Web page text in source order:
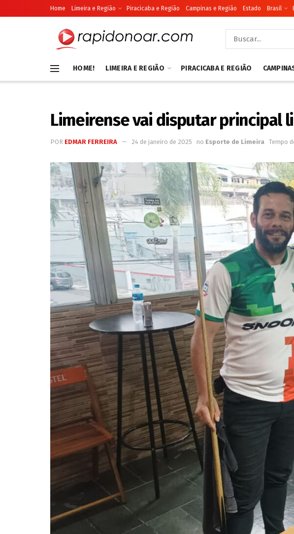
Home Limeira e Região Piracicaba e Região Campinas e Região Estado Brasil
HOME! LIMEIRA E REGIÃO PIRACICABA E REGIÃO
Limeirense vai disputar principal
POR EDMAR FERREIRA 24 de janeiro de 2025 no Esporte de Limeira Tempo